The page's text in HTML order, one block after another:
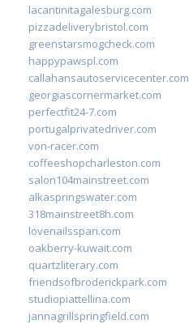
lacantinitagalesburg.com
pizzadeliverybristol.com
greenstarsmogcheck.com
happypawspl.com
callahansautoservicecenter.com
georgiascornermarket.com
perfectfit24-7.com
portugalprivatedriver.com
von-racer.com
coffeeshopcharleston.com
salon104mainstreet.com
alkaspringswater.com
318mainstreet8h.com
lovenailsspari.com
oakberry-kuwait.com
quartzliterary.com
friendsofbroderickpark.com
studiopiattellina.com
jannagrillspringfield.com